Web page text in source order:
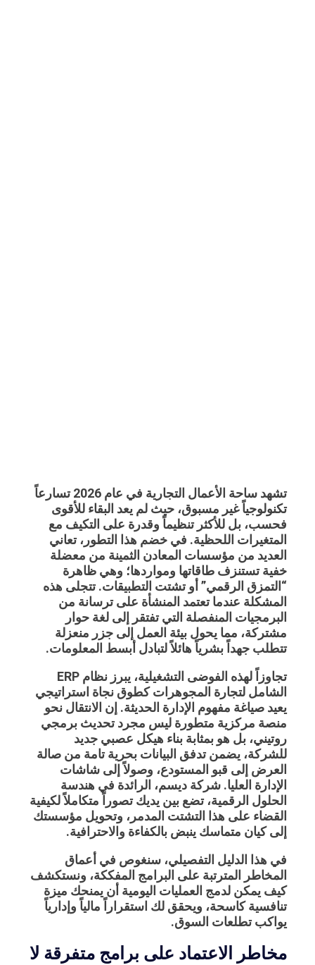
تشهد ساحة الأعمال التجارية في عام 2026 تسارعاً
تكنولوجياً غير مسبوق، حيث لم يعد البقاء للأقوى
فحسب، بل للأكثر تنظيماً وقدرة على التكيف مع
المتغيرات اللحظية. في خضم هذا التطور، تعاني
العديد من مؤسسات المعادن الثمينة من معضلة
خفية تستنزف طاقاتها ومواردها؛ وهي ظاهرة
“التمزق الرقمي” أو تشتت التطبيقات. تتجلى هذه
المشكلة عندما تعتمد المنشأة على ترسانة من
البرمجيات المنفصلة التي تفتقر إلى لغة حوار
مشتركة، مما يحول بيئة العمل إلى جزر منعزلة
تتطلب جهداً بشرياً هائلاً لتبادل أبسط المعلومات.
تجاوزاً لهذه الفوضى التشغيلية، يبرز
نظام ERP
الشامل لتجارة المجوهراتكطوق نجاة استراتيجي
يعيد صياغة مفهوم الإدارة الحديثة. إن الانتقال نحو
منصة مركزية متطورة ليس مجرد تحديث برمجي
روتيني، بل هو بمثابة بناء هيكل عصبي جديد
للشركة، يضمن تدفق البيانات بحرية تامة من صالة
العرض إلى قبو المستودع، وصولاً إلى شاشات
الإدارة العليا. شركة ديسم، الرائدة في هندسة
الحلول الرقمية، تضع بين يديك تصوراً متكاملاً لكيفية
القضاء على هذا التشتت المدمر، وتحويل مؤسستك
إلى كيان متماسك ينبض بالكفاءة والاحترافية.
في هذا الدليل التفصيلي، سنغوص في أعماق
المخاطر المترتبة على البرامج المفككة، ونستكشف
كيف يمكن لدمج العمليات اليومية أن يمنحك ميزة
تنافسية كاسحة، ويحقق لك استقراراً مالياً وإدارياً
يواكب تطلعات السوق.
مخاطر الاعتماد على برامج متفرقة لا